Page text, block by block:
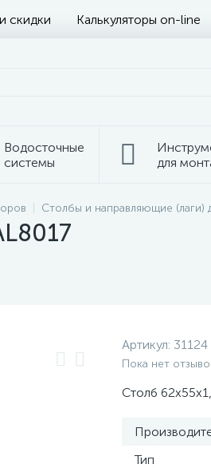
скидки Калькуляторы on-line
Водосточные
системы
для
Столбы и направляющие (лаги)
Артикул: 31124
Пока нет
Столб
Тип